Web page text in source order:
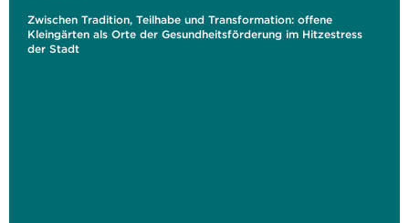
Zwischen Tradition, Teilhabe und Transformation: offene
Kleingärten als Orte der Gesundheitsförderung im Hitzestress
der Stadt